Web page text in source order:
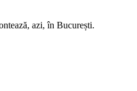
azi, în București.